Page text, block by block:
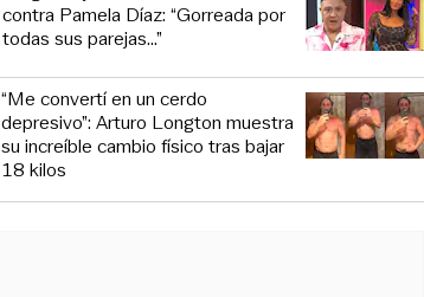
contra Pamela Díaz: “Gorreada por
todas sus parejas…”
“Me convertí en un cerdo
depresivo”: Arturo Longton muestra
su increíble cambio físico tras bajar
18 kilos